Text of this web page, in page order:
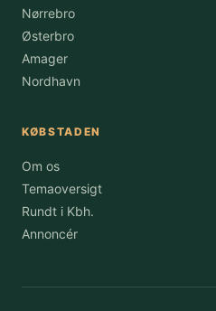
Nørrebro
Østerbro
Amager
Nordhavn
KØBSTADEN
Om os
Temaoversigt
Rundt i Kbh.
Annoncér